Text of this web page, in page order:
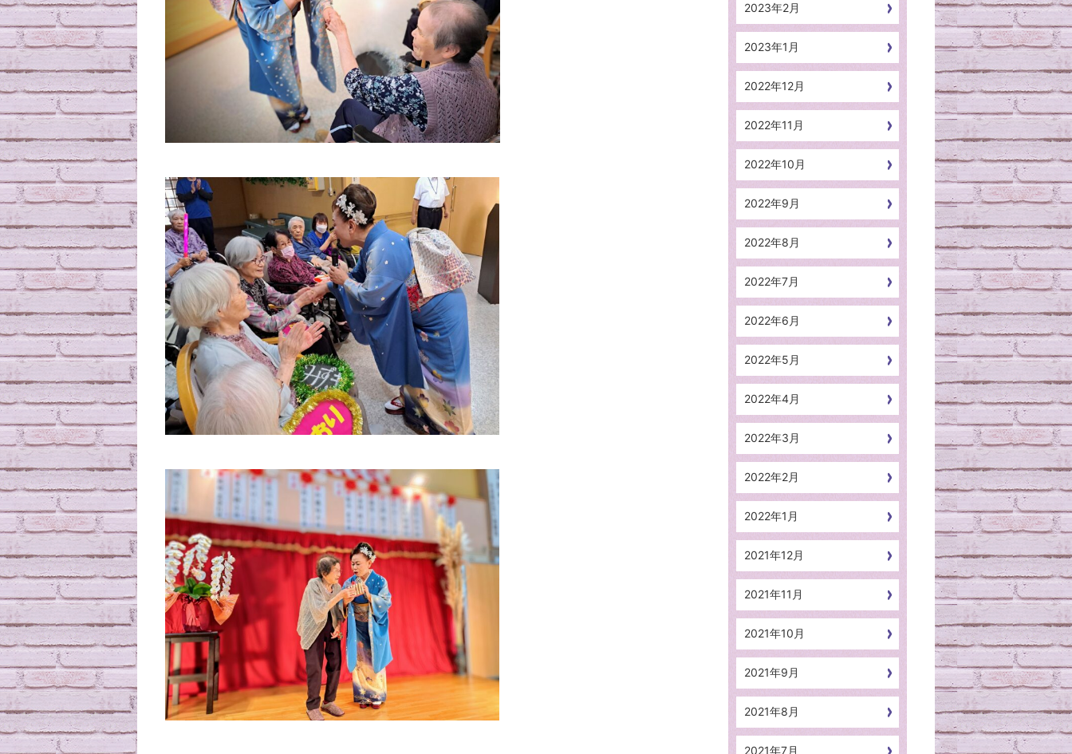
2023年2月
2023年1月
2022年12月
2022年11月
2022年10月
2022年9月
2022年8月
2022年7月
2022年6月
2022年5月
2022年4月
2022年3月
2022年2月
2022年1月
2021年12月
2021年11月
2021年10月
2021年9月
2021年8月
2021年7月